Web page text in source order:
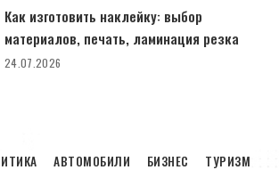
Как изготовить наклейку: выбор
материалов, печать, ламинация резка
24.07.2026
АВТОМОБИЛИ БИЗНЕС ТУРИЗМ